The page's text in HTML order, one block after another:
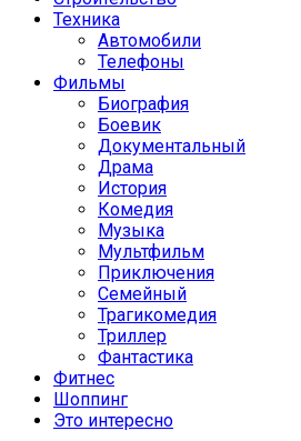
Техника
Автомобили
Телефоны
Фильмы
Биография
Боевик
Документальный
Драма
История
Комедия
Музыка
Мультфильм
Приключения
Семейный
Трагикомедия
Триллер
Фантастика
Фитнес
Шоппинг
Это интересно